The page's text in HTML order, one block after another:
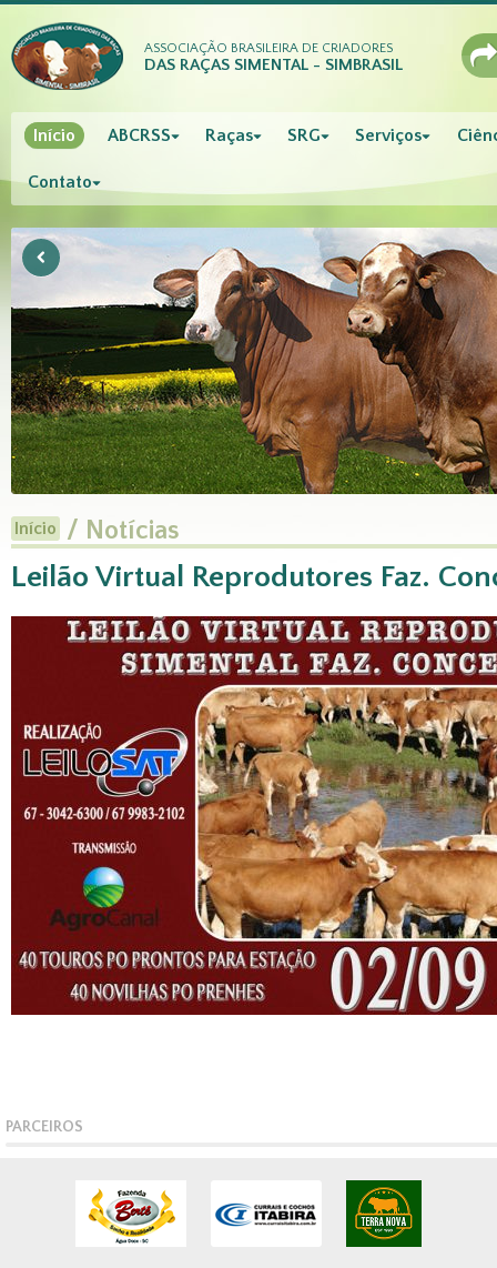
ASSOCIAÇÃO BRASILEIRA DE CRIADORES
DAS RAÇAS SIMENTAL - SIMBRASIL
Início ABCRSS Raças SRG Serviços
Contato
Início / Notícias
Leilão Virtual Reprodutores Faz.
PARCEIROS